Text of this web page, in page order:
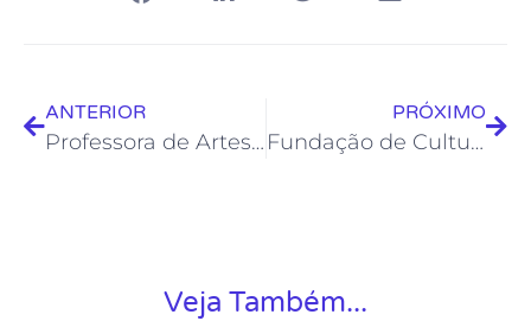
ANTERIOR
Professora de Artes da Froc lança livro na Feira Cultural Vila Rainha
PRÓXIMO
Fundação de Cultura promove o 1º Festival de Artesanato de Rio das Ostras
Veja Também...